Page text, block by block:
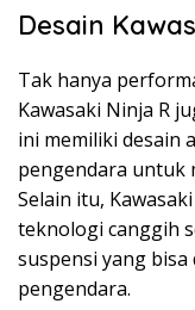
Desain
Tak hanya
Kawasaki Ninja R
ini memiliki desain
pengendara untuk
Selain itu,
teknologi canggih
suspensi yang
pengendara.